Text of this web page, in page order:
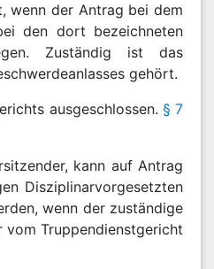
wenn der Antrag bei dem
den dort bezeichneten
Zuständig ist das
gehört.
ausgeschlossen. § 7
kann auf Antrag
Disziplinarvorgesetzten
wenn der zuständige
vom Truppendienstgericht